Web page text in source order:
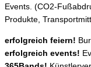
Events. (CO2-
Produkte,
erfolgreich feiern!
erfolgreich events!